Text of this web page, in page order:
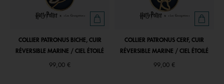
COLLIER PATRONUS BICHE, CUIR
RÉVERSIBLE MARINE / CIEL ÉTOILÉ
99,00 €
COLLIER PATRONUS CERF, CUIR
RÉVERSIBLE MARINE / CIEL ÉTOILÉ
99,00 €